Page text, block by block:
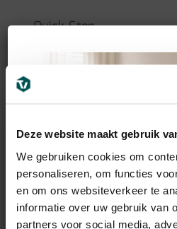
Deze website maakt gebruik
We gebruiken cookies om
personaliseren, om functies
en om ons websiteverkeer te
informatie over uw gebruik van
partners voor social media,
Quick-Step
Quick-Step
ondervloer
€59,25 incl BTW